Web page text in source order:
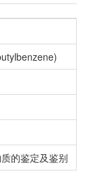
的鉴定及鉴别